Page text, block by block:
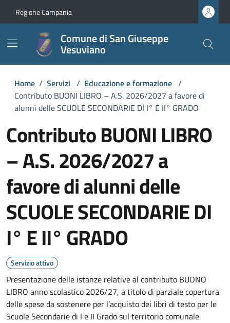
Regione Campania
Comune di San Giuseppe
Vesuviano
Home / Servizi / Educazione e formazione /
Contributo BUONI LIBRO – A.S. 2026/2027 a favore di
alunni delle SCUOLE SECONDARIE DI I° E II° GRADO
Contributo BUONI LIBRO
– A.S. 2026/2027 a
favore di alunni delle
SCUOLE SECONDARIE DI
I° E II° GRADO
Servizio attivo
Presentazione delle istanze relative al contributo BUONO
LIBRO anno scolastico 2026/27, a titolo di parziale copertura
delle spese da sostenere per l’acquisto dei libri di testo per le
Scuole Secondarie di I e II Grado sul territorio comunale